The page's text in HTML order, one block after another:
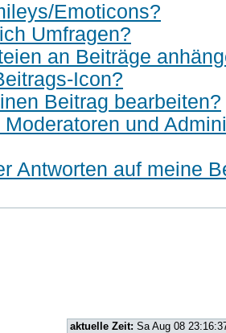
Emoticons?
Umfragen?
an Beiträge
Icon?
Beitrag bearbeiten?
und
Antworten auf meine
aktuelle Zeit: Sa Aug 08